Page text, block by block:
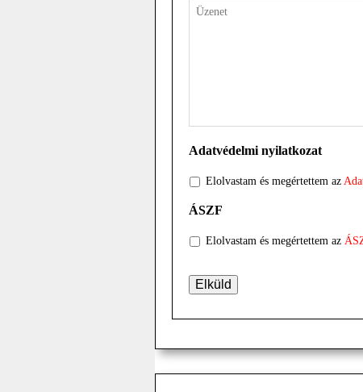
Adatvédelmi nyilatkozat
Elolvastam és megértettem az
ÁSZF
Elolvastam és megértettem az